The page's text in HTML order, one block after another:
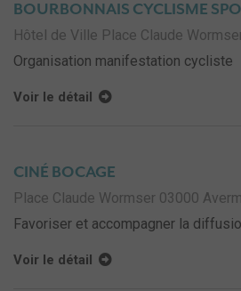
BOURBONNAIS CYCLISME
Hôtel de Ville Place Claude
Organisation manifestation cycliste
Voir le détail
CINÉ BOCAGE
Place Claude Wormser 03000
Favoriser et accompagner la
Voir le détail